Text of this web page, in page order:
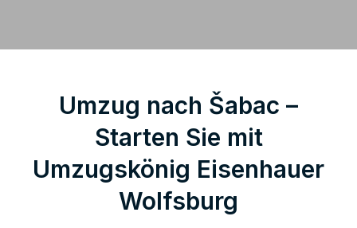
Umzug nach Šabac –
Starten Sie mit
Umzugskönig Eisenhauer
Wolfsburg